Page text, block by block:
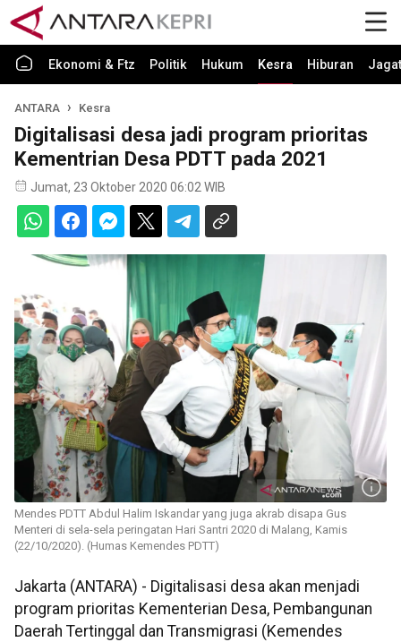
Ekonomi & Ftz Politik Hukum Kesra Hiburan Jagat
ANTARA Kesra
Digitalisasi desa jadi program prioritas
Kementrian Desa PDTT pada 2021
Jumat, 23 Oktober 2020 06:02 WIB
Mendes PDTT Abdul Halim Iskandar yang juga akrab disapa Gus
Menteri di sela-sela peringatan Hari Santri 2020 di Malang, Kamis
(22/10/2020). (Humas Kemendes PDTT)
Jakarta (ANTARA) - Digitalisasi desa akan menjadi
program prioritas Kementerian Desa, Pembangunan
Daerah Tertinggal dan Transmigrasi (Kemendes